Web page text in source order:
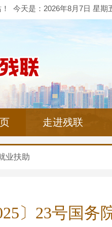
今天是： 2026年8月7日 星期
走进残联
业扶助
〕23号国